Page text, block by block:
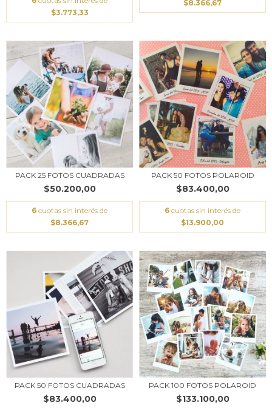
$3.773,33
$8.366,67
PACK 25 FOTOS CUADRADAS
$50.200,00
6 cuotas sin interés de
$8.366,67
PACK 50 FOTOS POLAROID
$83.400,00
6 cuotas sin interés de
$13.900,00
PACK 50 FOTOS CUADRADAS
$83.400,00
PACK 100 FOTOS POLAROID
$133.100,00